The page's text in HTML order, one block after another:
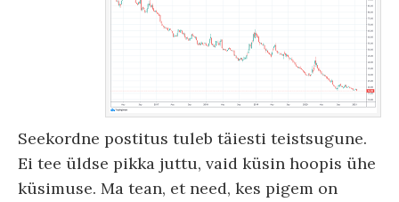
Seekordne postitus tuleb täiesti teistsugune.
Ei tee üldse pikka juttu, vaid küsin hoopis ühe
küsimuse. Ma tean, et need, kes pigem on